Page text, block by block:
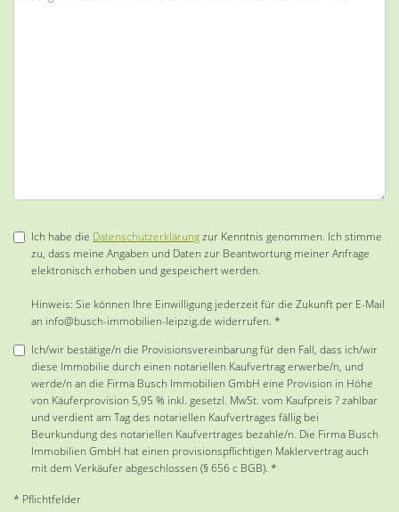
Ich habe die Datenschutzerklärungzur Kenntnis genommen. Ich stimme
zu, dass meine Angaben und Daten zur Beantwortung meiner Anfrage
elektronisch erhoben und gespeichert werden.
Hinweis: Sie können Ihre Einwilligung jederzeit für die Zukunft per E-Mail
an info@busch-immobilien-leipzig.de widerrufen. *
Ich/wir bestätige/n die Provisionsvereinbarung für den Fall, dass ich/wir
diese Immobilie durch einen notariellen Kaufvertrag erwerbe/n, und
werde/n an die Firma Busch Immobilien GmbH eine Provision in Höhe
von Käuferprovision 5,95 % inkl. gesetzl. MwSt. vom Kaufpreis ? zahlbar
und verdient am Tag des notariellen Kaufvertrages fällig bei
Beurkundung des notariellen Kaufvertrages bezahle/n. Die Firma Busch
Immobilien GmbH hat einen provisionspflichtigen Maklervertrag auch
mit dem Verkäufer abgeschlossen (§ 656 c BGB). *
* Pflichtfelder